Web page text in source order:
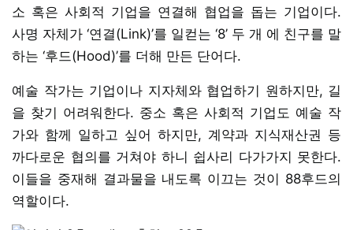
소 혹은 사회적 기업을 연결해 협업을 돕는 기업이다.
사명 자체가 ‘연결(Link)’를 일컫는 ‘8’ 두 개 에 친구를 말
하는 ‘후드(Hood)’를 더해 만든 단어다.
예술 작가는 기업이나 지자체와 협업하기 원하지만, 길
을 찾기 어려워한다. 중소 혹은 사회적 기업도 예술 작
가와 함께 일하고 싶어 하지만, 계약과 지식재산권 등
까다로운 협의를 거쳐야 하니 쉽사리 다가가지 못한다.
이들을 중재해 결과물을 내도록 이끄는 것이 88후드의
역할이다.